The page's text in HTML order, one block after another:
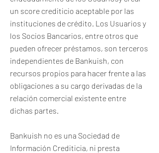
un score crediticio aceptable por las
instituciones de crédito. Los Usuarios y
los Socios Bancarios, entre otros que
pueden ofrecer préstamos, son terceros
independientes de Bankuish, con
recursos propios para hacer frente a las
obligaciones a su cargo derivadas de la
relación comercial existente entre
dichas partes.
Bankuish no es una Sociedad de
Información Crediticia, ni presta